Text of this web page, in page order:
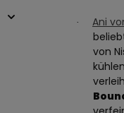
· Ani
von